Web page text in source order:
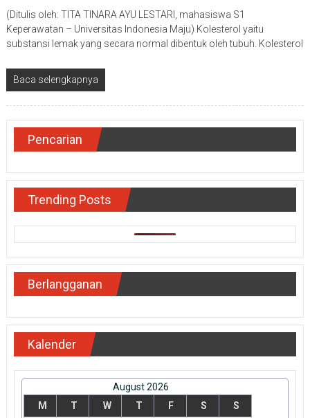
(Ditulis oleh: TITA TINARA AYU LESTARI, mahasiswa S1
Keperawatan – Universitas Indonesia Maju) Kolesterol yaitu
substansi lemak yang secara normal dibentuk oleh tubuh. Kolesterol
Baca selengkapnya
Pencarian
Trending Posts
Berlangganan
Kalender
August 2026
M
T W T F S S